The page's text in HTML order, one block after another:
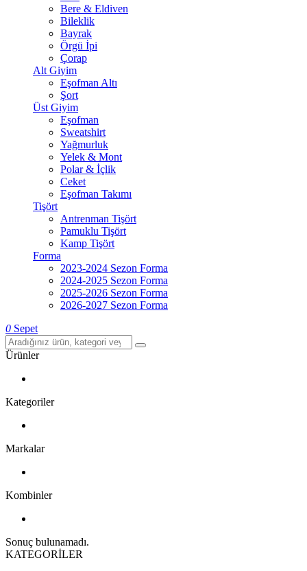
Bere & Eldiven
Bileklik
Bayrak
Örgü İpi
Çorap
Alt Giyim
Eşofman Altı
Şort
Üst Giyim
Eşofman
Sweatshirt
Yağmurluk
Yelek & Mont
Polar & İçlik
Ceket
Eşofman Takımı
Tişört
Antrenman Tişört
Pamuklu Tişört
Kamp Tişört
Forma
2023-2024 Sezon Forma
2024-2025 Sezon Forma
2025-2026 Sezon Forma
2026-2027 Sezon Forma
0 Sepet
Ürünler
Kategoriler
Markalar
Kombinler
Sonuç bulunamadı.
KATEGORİLER